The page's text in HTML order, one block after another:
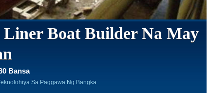
Boat Builder Na May
Bansa
Sa Paggawa Ng Bangka